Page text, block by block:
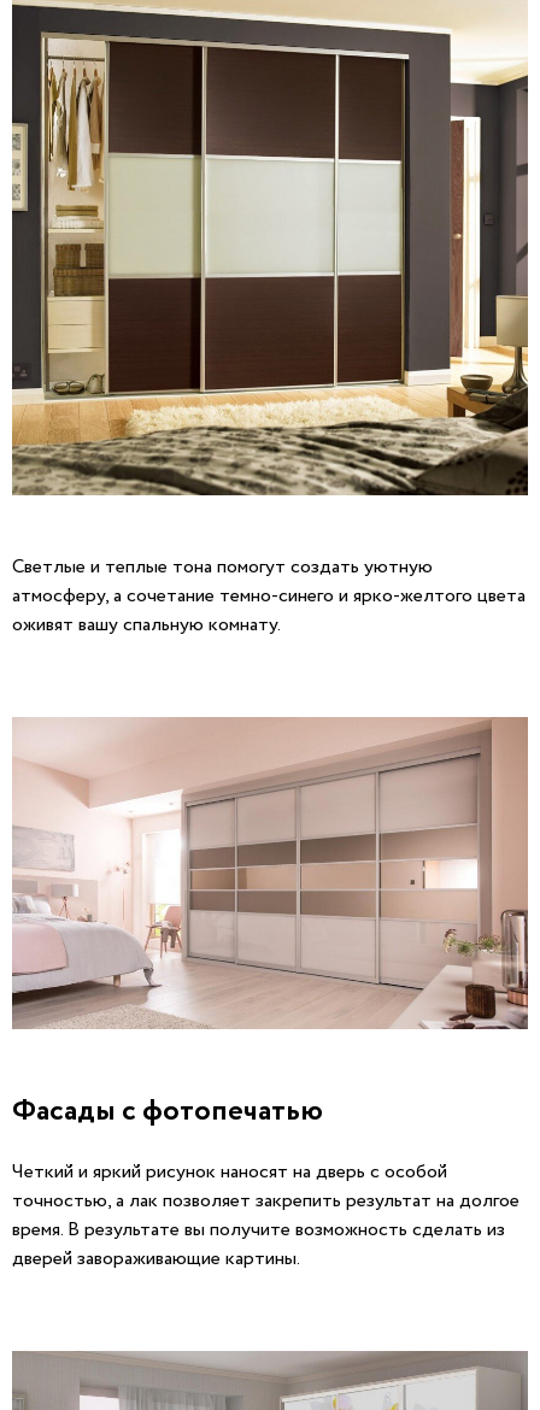
Светлые и теплые тона помогут создать уютную
атмосферу, а сочетание темно-синего и ярко-желтого цвета
оживят вашу спальную комнату.
Фасады с фотопечатью
Четкий и яркий рисунок наносят на дверь с особой
точностью, а лак позволяет закрепить результат на долгое
время. В результате вы получите возможность сделать из
дверей завораживающие картины.